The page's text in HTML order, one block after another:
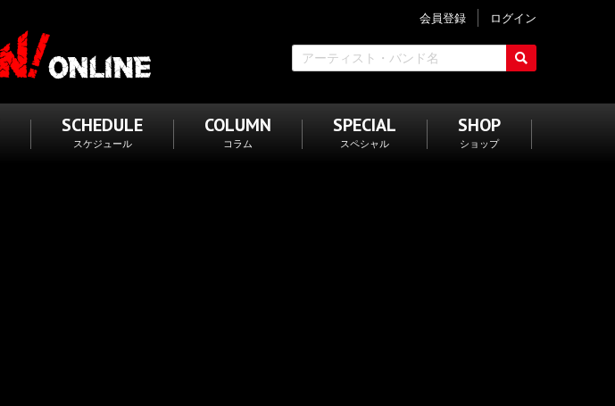
会員登録 ログイン
SCHEDULE
スケジュール
COLUMN
コラム
SPECIAL
スペシャル
SHOP
ショップ